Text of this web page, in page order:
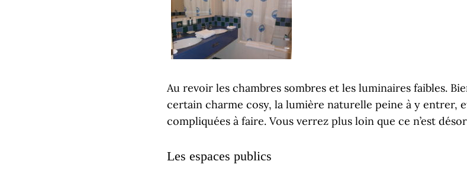
Au revoir les chambres sombres et les luminaires faibles.
certain charme cosy, la lumière naturelle peine à y entrer,
compliquées à faire. Vous verrez plus loin que ce n’est
Les espaces publics